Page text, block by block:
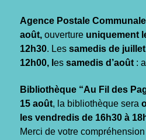
Agence Postale
août, ouverture uniquement
12h30. Les samedis de juillet
12h00, l es samedis d’août :
Bibliothèque “Au Fil des
15 août, la bibliothèque sera
les vendredis de 16h30 à
Merci de votre